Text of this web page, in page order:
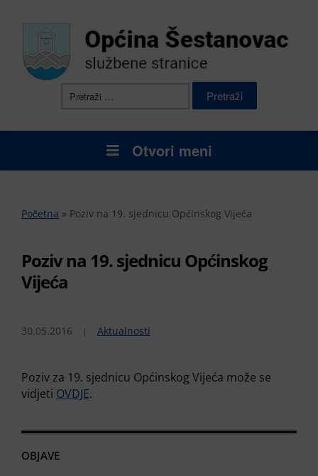
Otvori meni
Početna » Poziv na 19. sjednicu Općinskog Vijeća
Poziv na 19. sjednicu Općinskog
Vijeća
30.05.2016 Aktualnosti
Poziv za 19. sjednicu Općinskog Vijeća može se
vidjeti OVDJE.
OBJAVE